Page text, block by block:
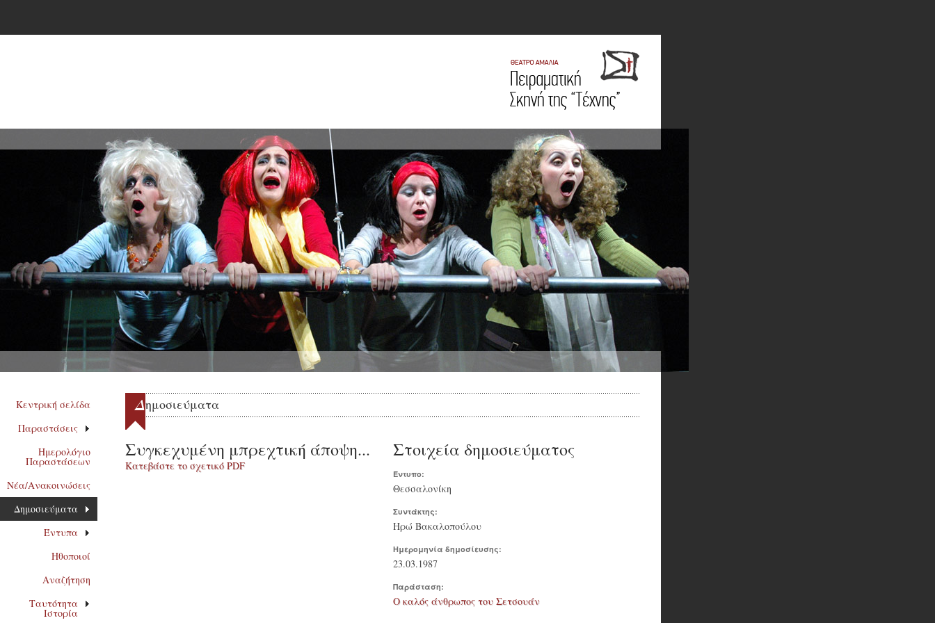
Κεντρική σελίδα
Παραστάσεις
Ημερολόγιο
Παραστάσεων
Νέα/Ανακοινώσεις
Δημοσιεύματα
Έντυπα
Ηθοποιοί
Αναζήτηση
Ταυτότητα
Ιστορία
Δημοσιεύματα
Συγκεχυμένη μπρεχτική άποψη...
Κατεβάστε το σχετικό PDF
Στοιχεία δημοσιεύματος
Έντυπο:
Θεσσαλονίκη
Συντάκτης:
Ηρώ Βακαλοπούλου
Ημερομηνία δημοσίευσης:
23.03.1987
Παράσταση:
Ο καλός άνθρωπος του Σετσουάν